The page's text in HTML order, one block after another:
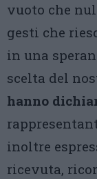
vuoto che
gesti che
in una
scelta del
hanno
inoltre
ricevuta,